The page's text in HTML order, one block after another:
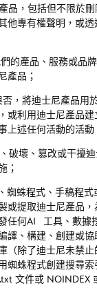
品，包括但不限於
他專有權聲明，或透
的產品、服務或品
產品；
否，將迪士尼產品用
或利用迪士尼產品
上述任何活動的活動
破壞、篡改或干擾
；
蜘蛛程式、手稿程
或提取迪士尼產品
任何AI 工具、數據
譯、構建、創建或協
（除了迪士尼未禁
蜘蛛程式創建搜尋
文件或 NOINDEX